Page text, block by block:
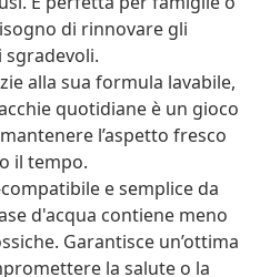
di rinnovare gli
alla sua formula lavabile,
quotidiane è un gioco
l’aspetto fresco
il tempo.
compatibile e semplice da
d'acqua contiene meno
Garantisce un’ottima
la salute o la